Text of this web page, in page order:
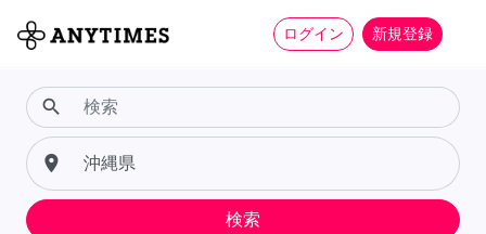
ログイン 新規登録
search
place
検索